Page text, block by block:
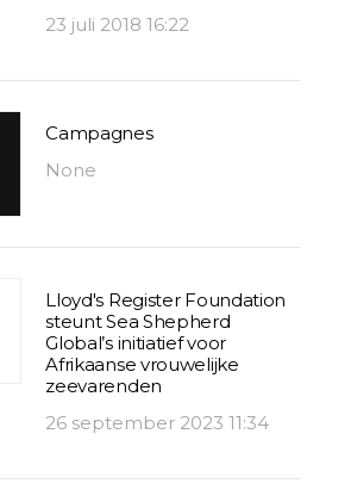
23 juli 2018 16:22
Campagnes
None
Lloyd's Register Foundation
steunt Sea Shepherd
Global’s initiatief voor
Afrikaanse vrouwelijke
zeevarenden
26 september 2023 11:34